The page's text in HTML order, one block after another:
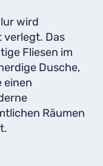
wird
Das
Fliesen im
Dusche,
einen
Räumen